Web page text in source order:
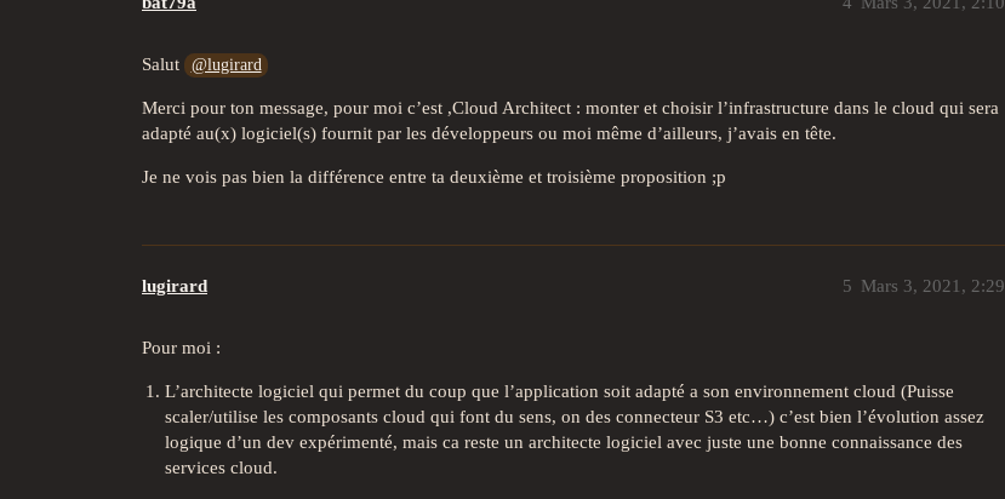
Salut @lugirard
Merci pour ton message, pour moi c’est ,Cloud Architect : monter et choisir l’infrastructure dans le cloud qui sera
adapté au(x) logiciel(s) fournit par les développeurs ou moi même d’ailleurs, j’avais en tête.
Je ne vois pas bien la différence entre ta deuxième et troisième proposition ;p
lugirard Mars 3, 2021, 2:29
5
Pour moi :
L’architecte logiciel qui permet du coup que l’application soit adapté a son environnement cloud (Puisse
scaler/utilise les composants cloud qui font du sens, on des connecteur S3 etc…) c’est bien l’évolution assez
logique d’un dev expérimenté, mais ca reste un architecte logiciel avec juste une bonne connaissance des
services cloud.